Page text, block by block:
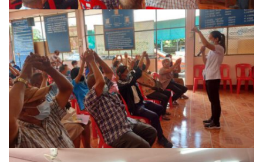
โกโก้วัลเล่ย์รีสอร์ท
โบทานิกการ์เดนน่าน เกสเฮาส์
โรงแรมลีลาวดี
โรงแรมแสงอรุณ
โรงแรมโกลเด้น
โฮมปอย